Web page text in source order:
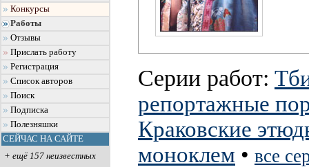
Конкурсы
Работы
Отзывы
Прислать работу
Регистрация
Список авторов
Поиск
Подписка
Полезняшки
СЕЙЧАС НА САЙТЕ
+ ещё 157 неизвестных
Серии работ:
репортажные
Краковские
моноклем • все